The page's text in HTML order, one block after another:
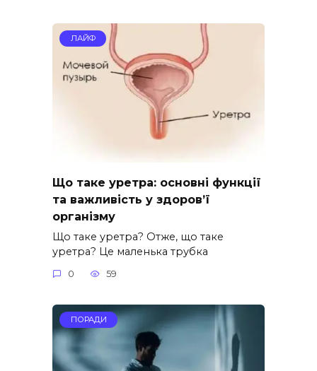
ЛАЙФ
Що таке уретра: основні функції
та важливість у здоров’ї
організму
Що таке уретра? Отже, що таке
уретра? Це маленька трубка
0 59
ПОРАДИ